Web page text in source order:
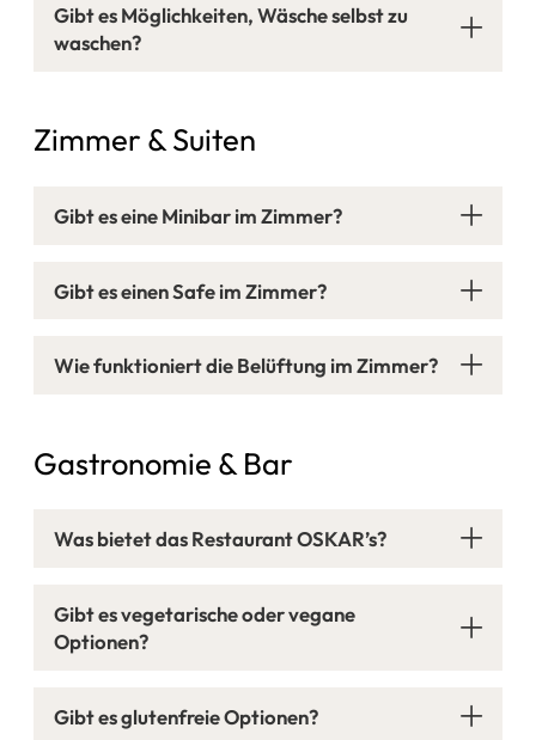
Gibt es Möglichkeiten, Wäsche selbst zu
waschen?
Zimmer & Suiten
Gibt es eine Minibar im Zimmer?
Gibt es einen Safe im Zimmer?
Wie funktioniert die Belüftung im Zimmer?
Gastronomie & Bar
Was bietet das Restaurant OSKAR’s?
Gibt es vegetarische oder vegane
Optionen?
Gibt es glutenfreie Optionen?